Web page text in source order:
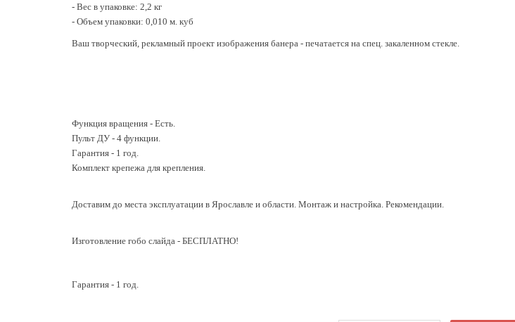
- Вес в упаковке: 2,2 кг
- Объем упаковки: 0,010 м. куб
Ваш творческий, рекламный проект изображения банера - печатается на спец. закаленном стекле.
Функция вращения - Есть.
Пульт ДУ - 4 функции.
Гарантия - 1 год.
Комплект крепежа для крепления.
Доставим до места эксплуатации в Ярославле и области. Монтаж и настройка. Рекомендации.
Изготовление гобо слайда - БЕСПЛАТНО!
Гарантия - 1 год.